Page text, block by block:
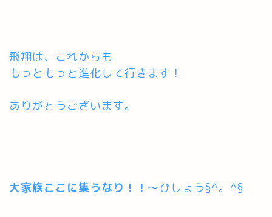
飛翔は、これからも
もっともっと進化して行きます！
ありがとうございます。
大家族ここに集うなり！！ ～ひしょう§^。^§